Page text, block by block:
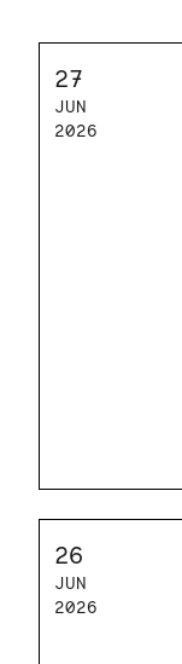
27
JUN
2026
26
JUN
2026